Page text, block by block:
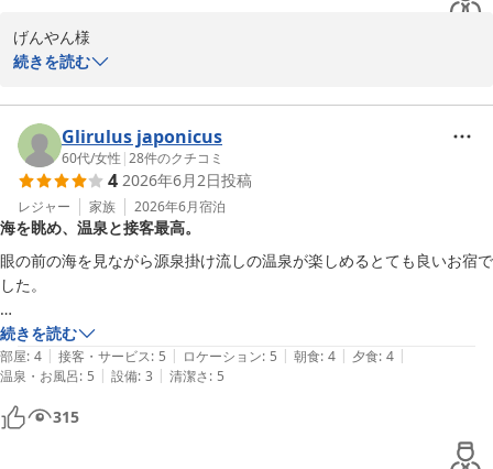
げんやん様
ございます。
20年ぶりの大切なご夫婦旅の宿に、再び銀波荘をお選びいただき誠
にありがとうございました。
「いつかまた行こうね」という20年前のお約束が、今回こうして叶
えられたとのこと、私どもも
大変感慨深く、その特別な旅のひとときをお手伝いできたことを深
く光栄に思っております。
月日を経て新しくなった施設をお褒めいただいただけでなく、当時
今回新たにご期待を上回ることができたお食事についても、大満足
との最高のお言葉をいただき、
誠にありがとうございます。
本当に宿泊して良かったというお言葉は、私どもにとって何よりの
励みでございます。
またぜひ、次の記念日にもお二人で銀波荘へお帰りくださいませ。
続きを読む
Glirulus japonicus
60代/女性 |28件のクチコミ
4 2026年6月2日投稿
レジャー 家族 2026年6月宿泊
海を眺め、温泉と接客最高。
眼の前の海を見ながら源泉掛け流しの温泉が楽しめるとても良いお宿で
した。
笑顔で気配りのある最高のもてなしをしてくれる接客も素晴らしかった
です。
人並みに食べるほうですが、夕食の品数が多すぎて、罪悪感をおぼえる
くらい残しました。美味しいのにもったいない…。
炊き込みご飯は何かの間違いではないかと思うほどしょっぱかったで
続きを読む
部屋: 4 | 接客・サービス: 5 | ロケーション: 5 | 朝食: 4 | 夕食: 4 |
温泉・お風呂: 5 | 設備: 3 | 清潔さ: 5
315